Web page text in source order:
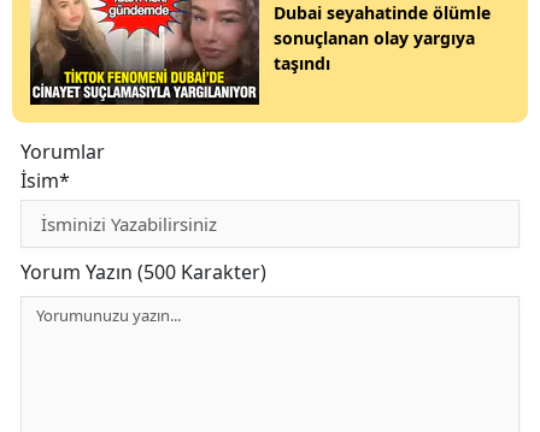
Dubai seyahatinde ölümle
sonuçlanan olay yargıya
taşındı
Yorumlar
İsim*
Yorum Yazın (500 Karakter)